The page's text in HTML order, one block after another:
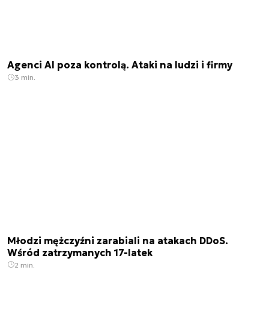
Agenci AI poza kontrolą. Ataki na ludzi i firmy
3 min.
Młodzi mężczyźni zarabiali na atakach DDoS.
Wśród zatrzymanych 17-latek
2 min.